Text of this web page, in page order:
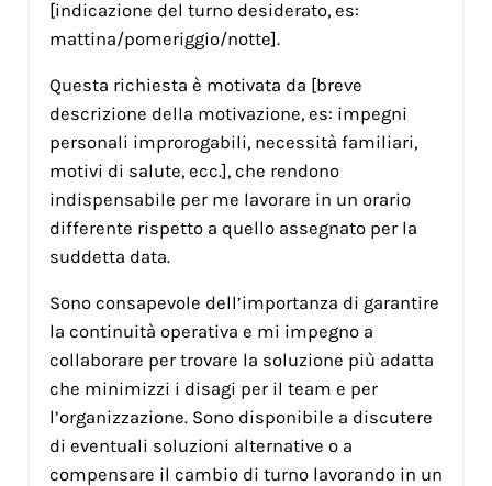
[indicazione del turno desiderato, es:
mattina/pomeriggio/notte].
Questa richiesta è motivata da [breve
descrizione della motivazione, es: impegni
personali improrogabili, necessità familiari,
motivi di salute, ecc.], che rendono
indispensabile per me lavorare in un orario
differente rispetto a quello assegnato per la
suddetta data.
Sono consapevole dell’importanza di garantire
la continuità operativa e mi impegno a
collaborare per trovare la soluzione più adatta
che minimizzi i disagi per il team e per
l’organizzazione. Sono disponibile a discutere
di eventuali soluzioni alternative o a
compensare il cambio di turno lavorando in un